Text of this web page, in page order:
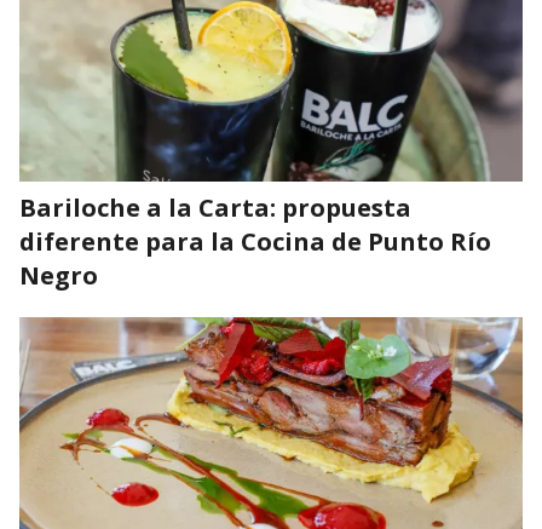
Bariloche a la Carta: propuesta
diferente para la Cocina de Punto Río
Negro